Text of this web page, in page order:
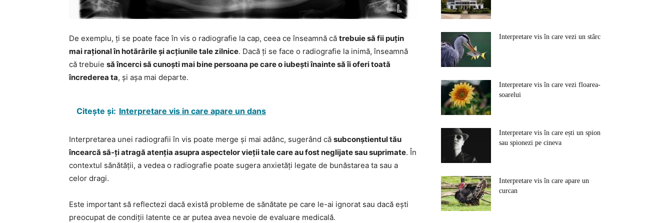
De exemplu, ți se poate face în vis o radiografie la cap, ceea ce înseamnă că trebuie să fii puțin
mai rațional în hotărârile și acțiunile tale zilnice. Dacă ți se face o radiografie la inimă, înseamnă
că trebuie să încerci să cunoști mai bine persoana pe care o iubești înainte să îi oferi toată
încrederea ta, și așa mai departe.
Citește și: Interpretare vis in care apare un dans
Interpretarea unei radiografii în vis poate merge și mai adânc, sugerând că subconștientul tău
încearcă să-ți atragă atenția asupra aspectelor vieții tale care au fost neglijate sau suprimate. În
contextul sănătății, a vedea o radiografie poate sugera anxietăți legate de bunăstarea ta sau a
celor dragi.
Este important să reflectezi dacă există probleme de sănătate pe care le-ai ignorat sau dacă ești
preocupat de condiții latente ce ar putea avea nevoie de evaluare medicală.
Interpretare vis în care vezi un stârc
Interpretare vis în care vezi floarea-
soarelui
Interpretare vis în care ești un spion
sau spionezi pe cineva
Interpretare vis în care apare un
curcan